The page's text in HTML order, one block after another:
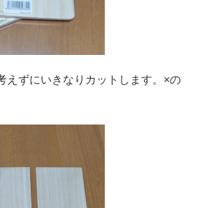
えずにいきなりカットします。×の